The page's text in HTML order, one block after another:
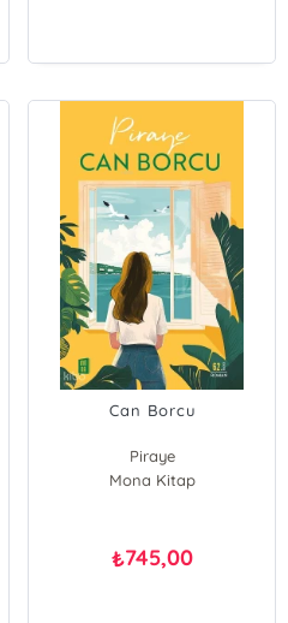
Can Borcu
Piraye
Mona Kitap
₺745,00